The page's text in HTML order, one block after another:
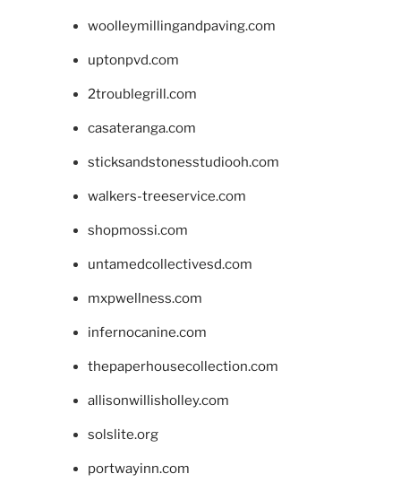
woolleymillingandpaving.com
uptonpvd.com
2troublegrill.com
casateranga.com
sticksandstonesstudiooh.com
walkers-treeservice.com
shopmossi.com
untamedcollectivesd.com
mxpwellness.com
infernocanine.com
thepaperhousecollection.com
allisonwillisholley.com
solslite.org
portwayinn.com